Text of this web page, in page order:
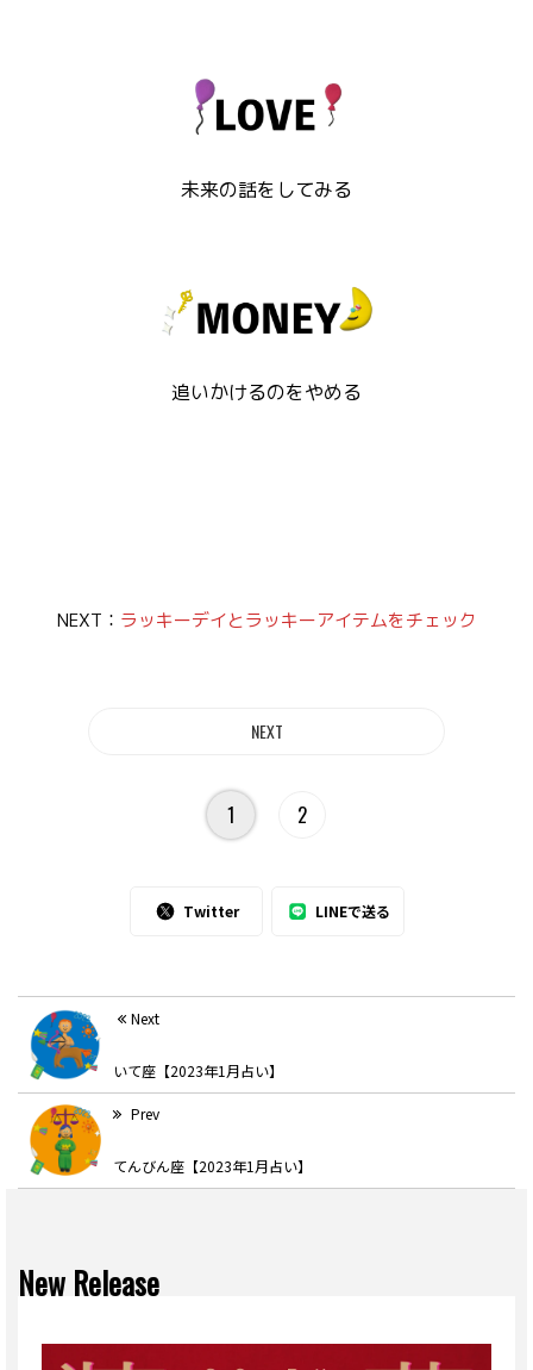
未来の話をしてみる
追いかけるのをやめる
NEXT： ラッキーデイとラッキーアイテムをチェック
1 2
Twitter LINEで送る
Next
いて座【2023年1月占い】
Prev
てんびん座【2023年1月占い】
New Release